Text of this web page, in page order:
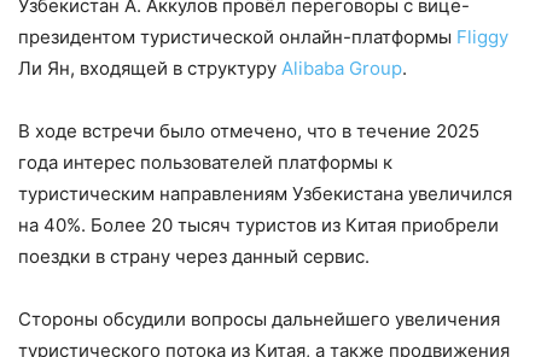
Узбекистан А. Аккулов провёл переговоры с вице-
президентом туристической онлайн-платформы Fliggy
Ли Ян, входящей в структуру Alibaba Group.
В ходе встречи было отмечено, что в течение 2025
года интерес пользователей платформы к
туристическим направлениям Узбекистана увеличился
на 40%. Более 20 тысяч туристов из Китая приобрели
поездки в страну через данный сервис.
Стороны обсудили вопросы дальнейшего увеличения
туристического потока из Китая, а также продвижения